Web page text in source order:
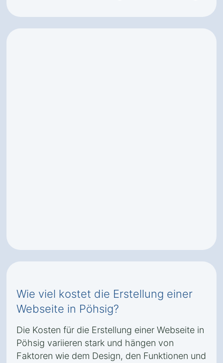
Wie viel kostet die Erstellung einer
Webseite in Pöhsig?
Die Kosten für die Erstellung einer Webseite in
Pöhsig variieren stark und hängen von
Faktoren wie dem Design, den Funktionen und